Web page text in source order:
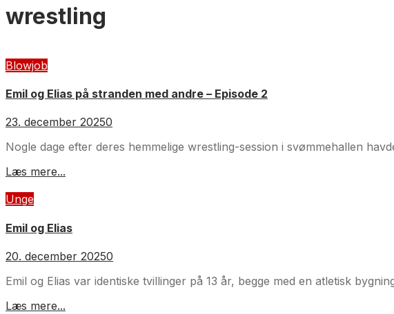
wrestling
Blowjob
Emil og Elias på stranden med andre – Episode 2
23. december 20250
Nogle dage efter deres hemmelige wrestling-session i svømmehallen
Læs mere...
Unge
Emil og Elias
20. december 20250
Emil og Elias var identiske tvillinger på 13 år, begge med en atletisk
Læs mere...